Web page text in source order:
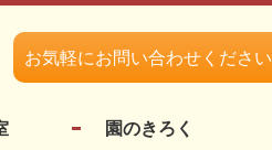
お気軽にお問い合わせください
園のきろく